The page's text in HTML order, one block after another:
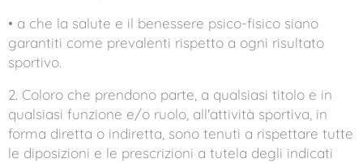
• a che la salute e il benessere psico-fisico siano
garantiti come prevalenti rispetto a ogni risultato
sportivo.
2. Coloro che prendono parte, a qualsiasi titolo e in
qualsiasi funzione e/o ruolo, all'attività sportiva, in
forma diretta o indiretta, sono tenuti a rispettare tutte
le diposizioni e le prescrizioni a tutela degli indicati